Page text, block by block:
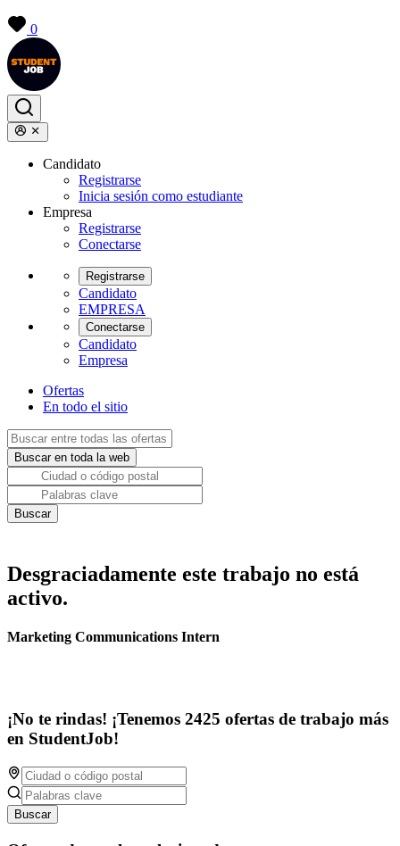
0
Candidato
Registrarse
Inicia sesión como estudiante
Empresa
Registrarse
Conectarse
Registrarse
Candidato
EMPRESA
Conectarse
Candidato
Empresa
Ofertas
En todo el sitio
Desgraciadamente este trabajo no está
activo.
Marketing Communications Intern
¡No te rindas! ¡Tenemos 2425 ofertas de trabajo más
en StudentJob!
Buscar